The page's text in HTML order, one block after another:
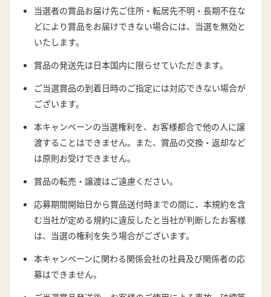
当選者の賞品お届け先ご住所・転居先不明・長期不在な
どにより賞品をお届けできない場合には、当選を無効と
いたします。
賞品の発送先は日本国内に限らせていただきます。
ご当選賞品の到着日時のご指定には対応できない場合が
ございます。
本キャンペーンの当選権利を、お客様都合で他の人に譲
渡することはできません。また、賞品の交換・返却など
は原則お受けできません。
賞品の転売・譲渡はご遠慮ください。
応募期間開始日から賞品送付時までの間に、本規約を含
む当社が定める規約に違反したと当社が判断したお客様
は、当選の権利を失う場合がございます。
本キャンペーンに関わる関係会社の社員及び関係者の応
募はできません。